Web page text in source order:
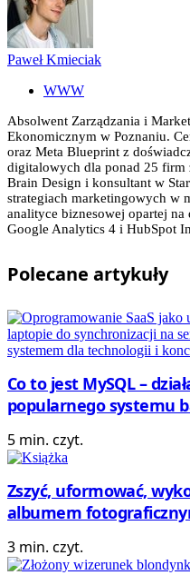
Paweł Kmieciak
WWW
Absolwent Zarządzania i
Ekonomicznym w Poznaniu.
oraz Meta Blueprint z
digitalowych dla ponad 25 firm
Brain Design i konsultant w
strategiach marketingowych w
analityce biznesowej opartej
Google Analytics 4 i HubSpot
Polecane artykuły
Co to jest MySQL –
popularnego systemu
5 min. czyt.
Zszyć, uformować,
albumem
3 min. czyt.